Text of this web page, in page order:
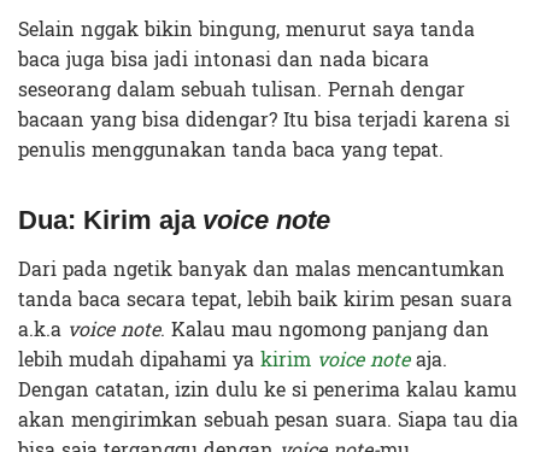
Selain nggak bikin bingung, menurut saya tanda
baca juga bisa jadi intonasi dan nada bicara
seseorang dalam sebuah tulisan. Pernah dengar
bacaan yang bisa didengar? Itu bisa terjadi karena si
penulis menggunakan tanda baca yang tepat.
Dua: Kirim aja voice note
Dari pada ngetik banyak dan malas mencantumkan
tanda baca secara tepat, lebih baik kirim pesan suara
a.k.a voice note. Kalau mau ngomong panjang dan
lebih mudah dipahami yakirim voice noteaja.
Dengan catatan, izin dulu ke si penerima kalau kamu
akan mengirimkan sebuah pesan suara. Siapa tau dia